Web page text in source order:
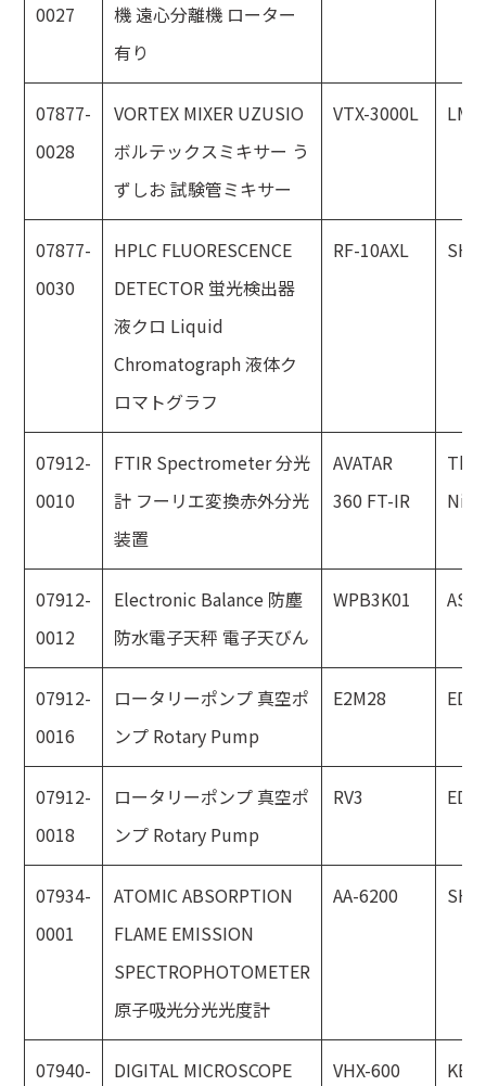
0027
機 遠心分離機 ローター
有り
07877-
0028
VORTEX MIXER UZUSIO
ボルテックスミキサー う
ずしお 試験管ミキサー
VTX-3000L LMS
07877-
0030
HPLC FLUORESCENCE
DETECTOR 蛍光検出器
液クロ Liquid
Chromatograph 液体ク
ロマトグラフ
RF-10AXL
07912-
0010
FTIR Spectrometer 分光
計 フーリエ変換赤外分光
装置
AVATAR
360 FT-IR
07912-
0012
Electronic Balance 防塵
防水電子天秤 電子天びん
WPB3K01 AS
07912-
0016
ロータリーポンプ 真空ポ
ンプ Rotary Pump
E2M28
07912-
0018
ロータリーポンプ 真空ポ
ンプ Rotary Pump
RV3
07934-
0001
ATOMIC ABSORPTION
FLAME EMISSION
SPECTROPHOTOMETER
原子吸光分光光度計
AA-6200
07940- DIGITAL MICROSCOPE VHX-600